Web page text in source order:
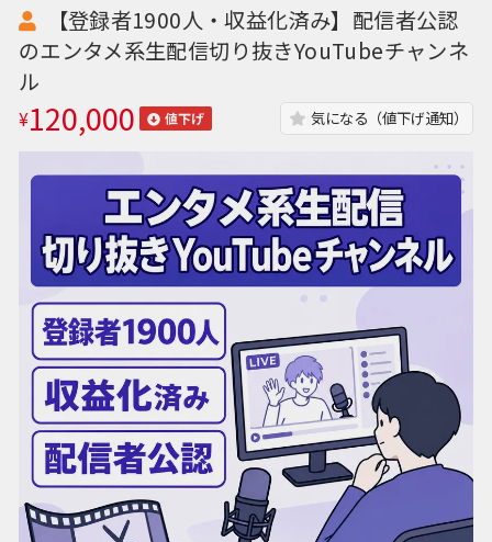
【登録者1900人・収益化済み】配信者公認
のエンタメ系生配信切り抜きYouTubeチャンネ
ル
¥120,000 値下げ 気になる（値下げ通知）